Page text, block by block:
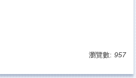
瀏覽數: 957